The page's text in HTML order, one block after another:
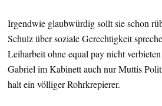
Irgendwie glaubwürdig sollt sie schon
Schulz über soziale Gerechtigkeit
Leiharbeit ohne equal pay nicht
Gabriel im Kabinett auch nur Muttis
halt ein völliger Rohrkrepierer.